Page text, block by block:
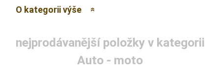
O kategorii výše
nejprodávanější položky v kategorii
Auto - moto